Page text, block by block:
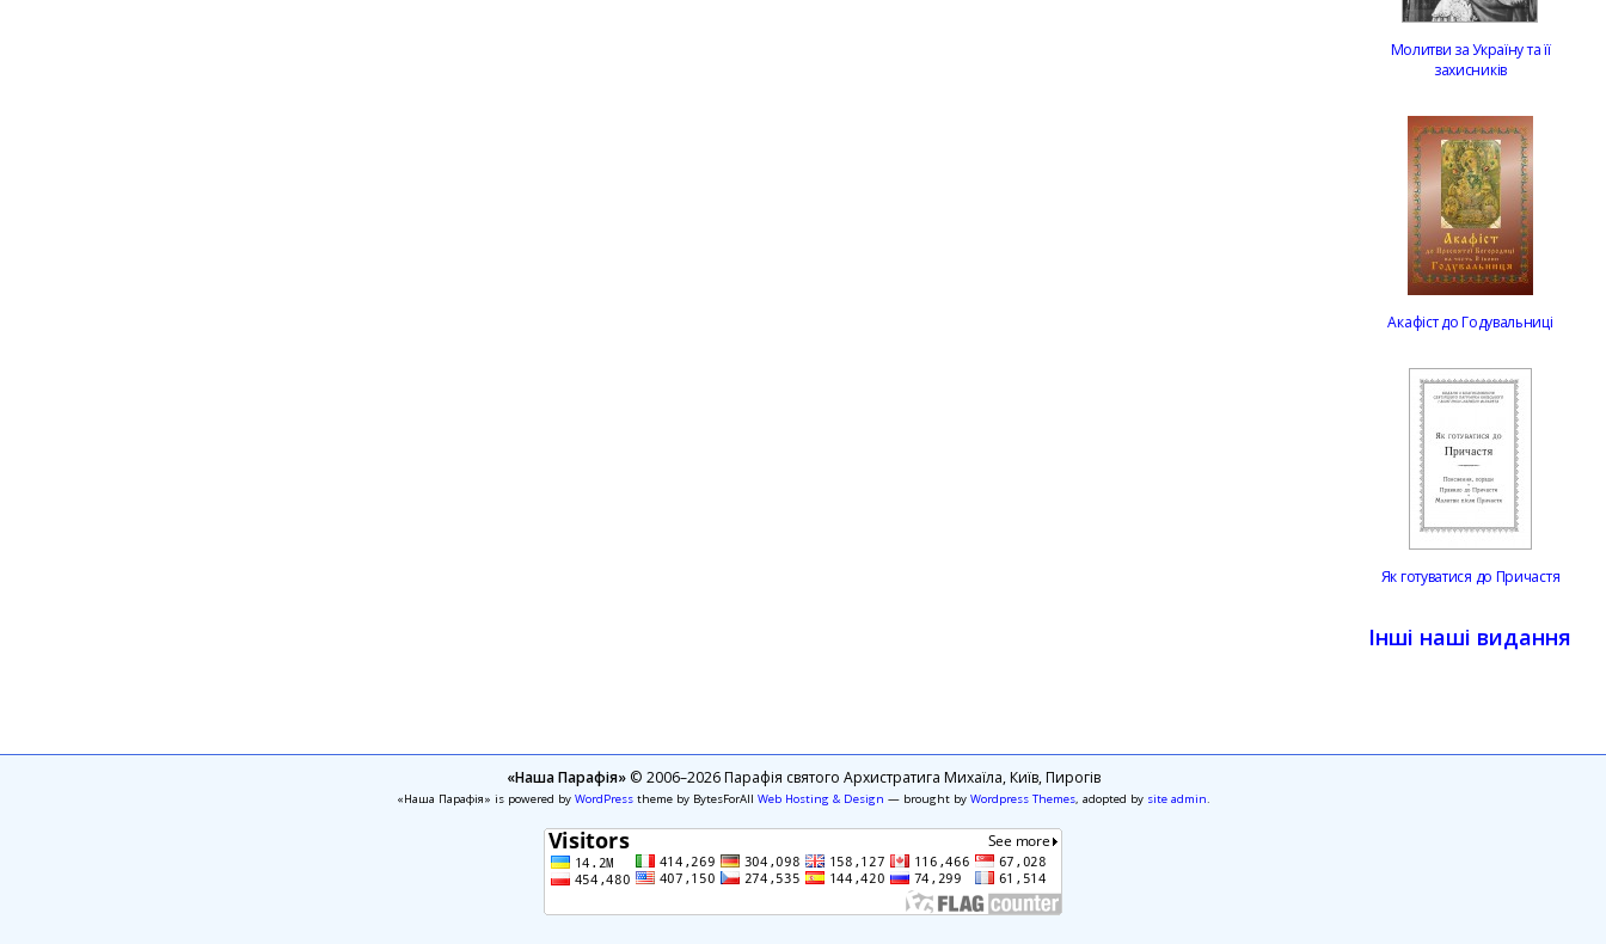
Молитви за Україну та її
захисників
Акафіст до Годувальниці
Як готуватися до Причастя
Інші наші видання
«Наша Парафія»© 2006–2026 Парафія святого Архистратига Михаїла, Київ, Пирогів
«Наша Парафія» is powered by WordPresstheme by BytesForAll Web Hosting & Design — brought by Wordpress Themes, adopted by site admin.